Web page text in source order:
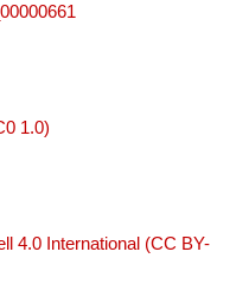
1.0)
4.0 International (CC BY-